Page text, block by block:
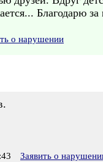
Благодарю за
о нарушении
Заявить о